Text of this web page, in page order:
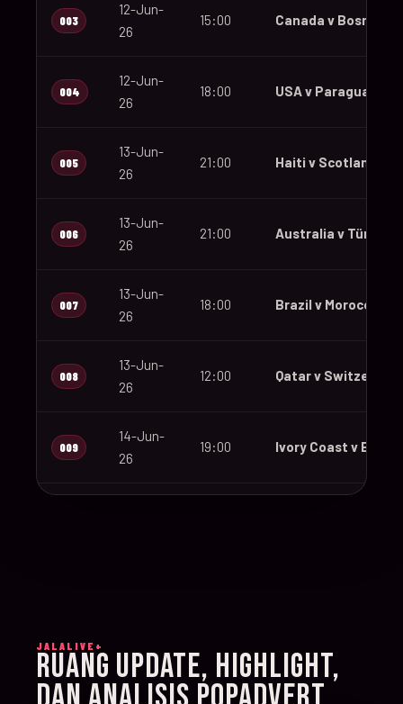
003
12-Jun-
26
15:00 Canada v Bosnia
004
12-Jun-
26
18:00 USA v Paraguay
005
13-Jun-
26
21:00 Haiti v Scotland
006
13-Jun-
26
21:00 Australia v Türkiye
007
13-Jun-
26
18:00 Brazil v Morocco
008
13-Jun-
26
12:00 Qatar v Switzerland
009
14-Jun-
26
19:00 Ivory Coast v
012
14-Jun-
26
20:00 Sweden v Tunisia
JALALIVE+
RUANG UPDATE, HIGHLIGHT,